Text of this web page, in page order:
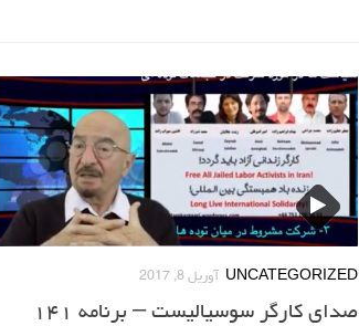
UNCATEGORIZED آوریل 8, 2017
صدای کارگر سوسیالیست – برنامه ۱۴۱